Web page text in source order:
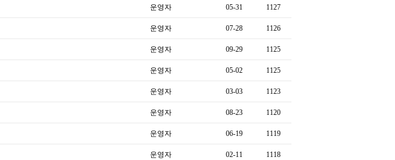
운영자 05-31 1127
운영자 07-28 1126
운영자 09-29 1125
운영자 05-02 1125
운영자 03-03 1123
운영자 08-23 1120
운영자 06-19 1119
운영자 02-11 1118